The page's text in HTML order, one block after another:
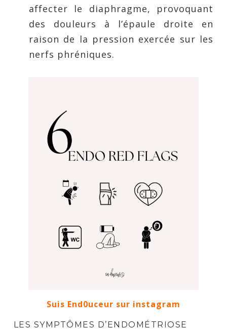
affecter le diaphragme, provoquant
des douleurs à l’épaule droite en
raison de la pression exercée sur les
nerfs phréniques.
Suis End0uceur sur instagram
LES SYMPTÔMES D’ENDOMÉTRIOSE